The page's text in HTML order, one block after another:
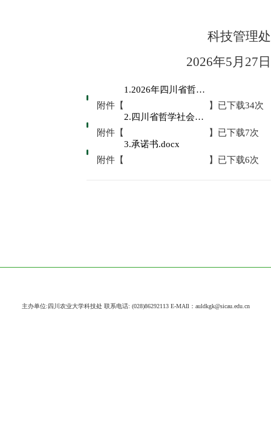
科技管理处
2026年5月 27 日
附件【
1.2026年四川省哲学社会科学规划“平安四川”专项课题选题指南.docx
】已下载34次
附件【
2.四川省哲学社会科学规划项目申请书.wps
】已下载7次
附件【
3.承诺书.docx
】已下载6次
主办单位:四川农业大学科技处 联系电话: (028)86292113 E-MAIl：auldkgk@sicau.edu.cn